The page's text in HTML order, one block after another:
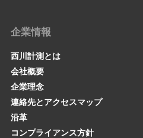
企業情報
西川計測とは
会社概要
企業理念
連絡先とアクセスマップ
沿革
コンプライアンス方針